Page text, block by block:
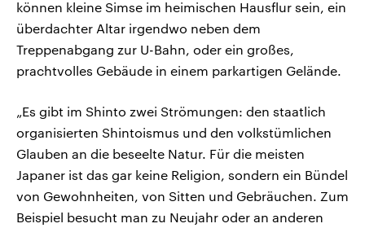
können kleine Simse im heimischen Hausflur sein, ein
überdachter Altar irgendwo neben dem
Treppenabgang zur U-Bahn, oder ein großes,
prachtvolles Gebäude in einem parkartigen Gelände.
„Es gibt im Shinto zwei Strömungen: den staatlich
organisierten Shintoismus und den volkstümlichen
Glauben an die beseelte Natur. Für die meisten
Japaner ist das gar keine Religion, sondern ein Bündel
von Gewohnheiten, von Sitten und Gebräuchen. Zum
Beispiel besucht man zu Neujahr oder an anderen